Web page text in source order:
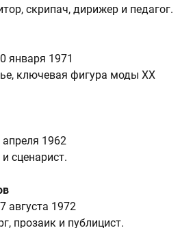
скрипач, дирижер и педагог.
января 1971
ключевая фигура моды XX
1962
сценарист.
августа 1972
прозаик и публицист.